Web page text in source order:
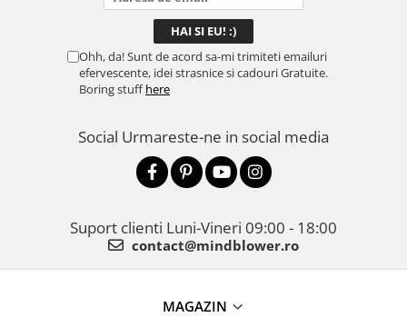
Ohh, da! Sunt de acord sa-mi trimiteti emailuri
efervescente, idei strasnice si cadouri Gratuite.
Boring stuffhere
Social Urmareste-ne in social media
Suport clienti Luni-Vineri 09:00 - 18:00
contact@mindblower.ro
MAGAZIN